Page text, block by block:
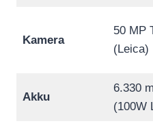
Kamera
50 MP
(Leica)
Akku
6.330
(100W